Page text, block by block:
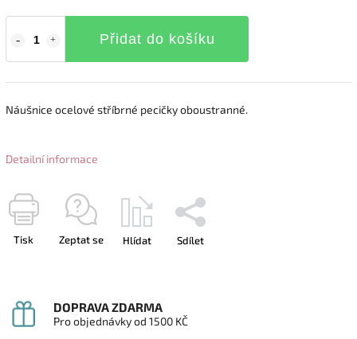
Přidat do košíku
Náušnice ocelové stříbrné pecičky oboustranné.
Detailní informace
Tisk Zeptat se Hlídat Sdílet
DOPRAVA ZDARMA
Pro objednávky od 1500 KČ